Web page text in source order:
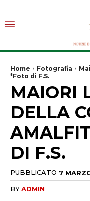
Home Fotografia
*Foto di F.S.
MAIORI
DELLA
DI F.S.
PUBBLICATO 7
BYADMIN